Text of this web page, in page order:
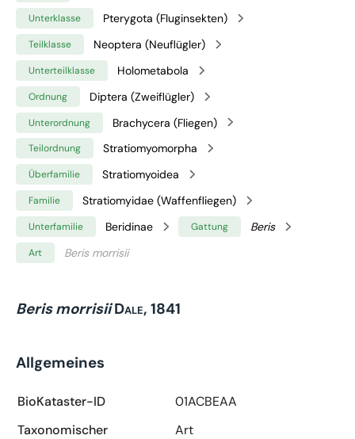
Unterklasse Pterygota (Fluginsekten)
Teilklasse Neoptera (Neuflügler)
Unterteilklasse Holometabola
Ordnung Diptera (Zweiflügler)
Unterordnung Brachycera (Fliegen)
Teilordnung Stratiomyomorpha
Überfamilie Stratiomyoidea
Familie Stratiomyidae (Waffenfliegen)
Unterfamilie Beridinae Gattung Beris
Art Beris morrisii
Beris morrisii Dale, 1841
Allgemeines
BioKataster-ID
01ACBEAA
Taxonomischer
Art